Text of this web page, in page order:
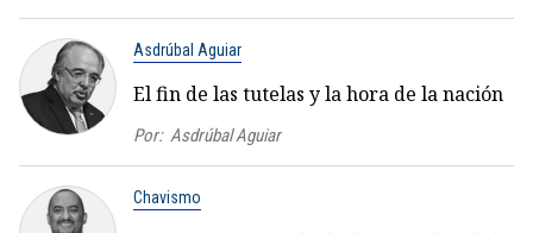
Asdrúbal Aguiar
El fin de las tutelas y la hora de la nación
Por: Asdrúbal Aguiar
Chavismo